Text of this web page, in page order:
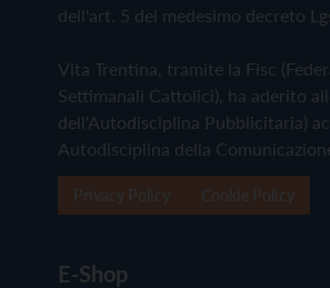
dell'art. 5 del medesimo decreto
Vita Trentina, tramite la Fisc
Settimanali Cattolici), ha aderito
dell'Autodisciplina Pubblicitaria)
Autodisciplina della
E-Shop